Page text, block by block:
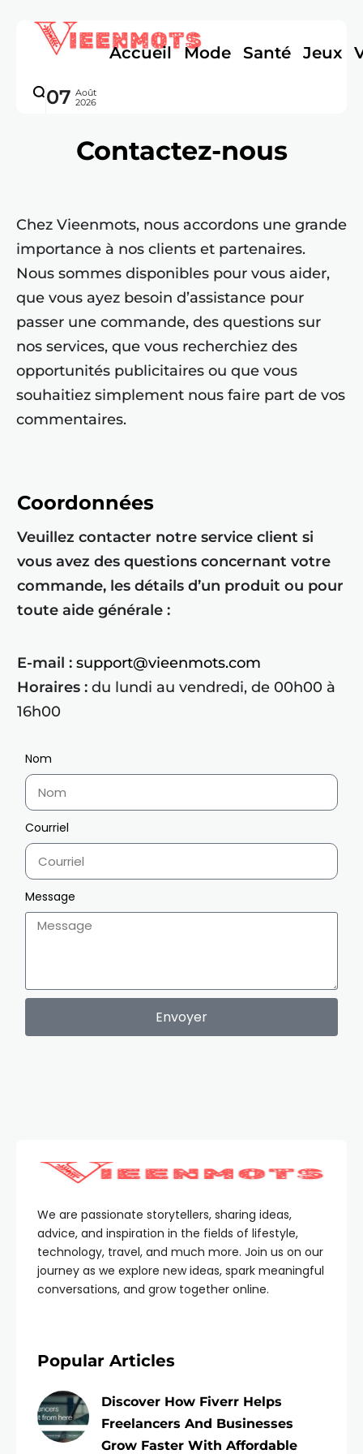
Accueil Mode Santé Jeux
07 Août
2026
Contactez-nous
Chez Vieenmots, nous accordons une grande
importance à nos clients et partenaires.
Nous sommes disponibles pour vous aider,
que vous ayez besoin d’assistance pour
passer une commande, des questions sur
nos services, que vous recherchiez des
opportunités publicitaires ou que vous
souhaitiez simplement nous faire part de vos
commentaires.
Coordonnées
Veuillez contacter notre service client si
vous avez des questions concernant votre
commande, les détails d’un produit ou pour
toute aide générale :
E-mail : support@vieenmots.com
Horaires : du lundi au vendredi, de 00h00 à
16h00
Nom
Courriel
Message
Envoyer
We are passionate storytellers, sharing ideas,
advice, and inspiration in the fields of lifestyle,
technology, travel, and much more. Join us on our
journey as we explore new ideas, spark meaningful
conversations, and grow together online.
Popular Articles
Discover How Fiverr Helps
Freelancers And Businesses
Grow Faster With Affordable